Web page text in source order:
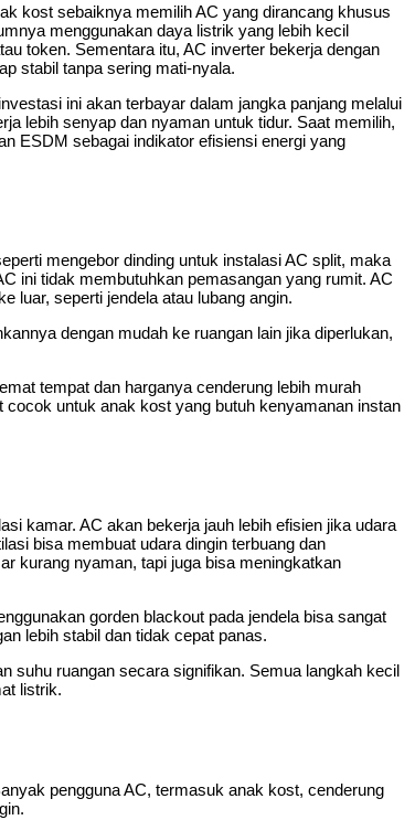
kost sebaiknya memilih AC yang dirancang khusus
menggunakan daya listrik yang lebih kecil
token. Sementara itu, AC inverter bekerja dengan
stabil tanpa sering mati-nyala.
ini akan terbayar dalam jangka panjang melalui
lebih senyap dan nyaman untuk tidur. Saat memilih,
ESDM sebagai indikator efisiensi energi yang
mengebor dinding untuk instalasi AC split, maka
ini tidak membutuhkan pemasangan yang rumit. AC
luar, seperti jendela atau lubang angin.
dengan mudah ke ruangan lain jika diperlukan,
tempat dan harganya cenderung lebih murah
cocok untuk anak kost yang butuh kenyamanan instan
kamar. AC akan bekerja jauh lebih efisien jika udara
bisa membuat udara dingin terbuang dan
kurang nyaman, tapi juga bisa meningkatkan
gorden blackout pada jendela bisa sangat
lebih stabil dan tidak cepat panas.
suhu ruangan secara signifikan. Semua langkah kecil
listrik.
pengguna AC, termasuk anak kost, cenderung